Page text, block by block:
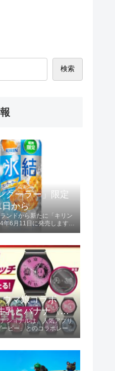
検索
クーラー」限定
から
ンドから新たに「キリン
6月11日に発売します。
い...
マ娘コラボ
乳とバナナ〈ウ
年6月4日発
ショナルは、人気アプリ
ビー」とのコラボレーシ
は税...